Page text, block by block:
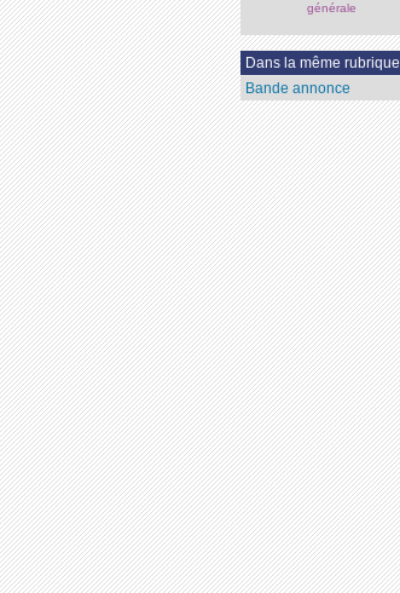
générale
Dans la même rubrique
Bande annonce